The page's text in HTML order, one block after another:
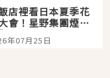
店裡看日本夏季花
會！星野集團煙火
觀飯店6選，讓你不用
人悠閒欣賞
年07月25日